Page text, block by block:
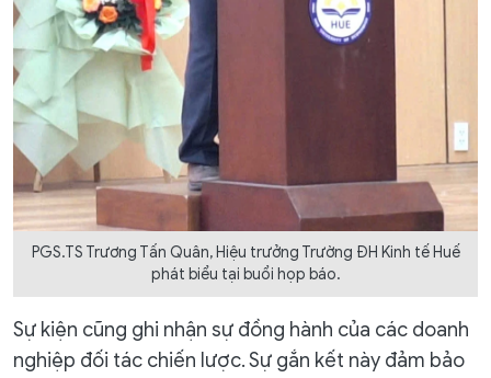
PGS.TS Trương Tấn Quân, Hiệu trưởng Trường ĐH Kinh tế Huế
phát biểu tại buổi họp báo.
Sự kiện cũng ghi nhận sự đồng hành của các doanh
nghiệp đối tác chiến lược. Sự gắn kết này đảm bảo